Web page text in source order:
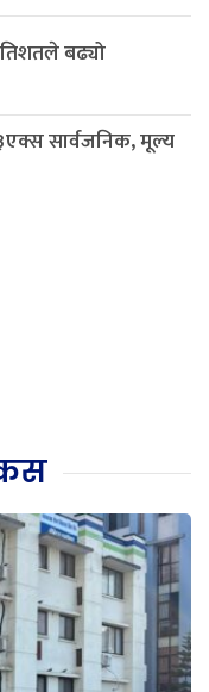
बढ्यो
सार्वजनिक, मूल्य